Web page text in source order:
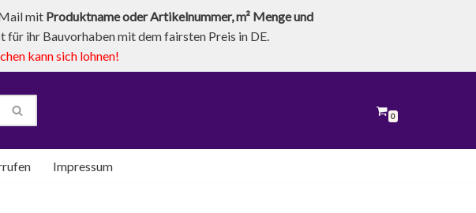
mit Produktname oder Artikelnummer, m² Menge und
für ihr Bauvorhaben mit dem fairsten Preis in DE.
kann sich lohnen!
0
Impressum